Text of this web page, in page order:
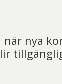
när nya